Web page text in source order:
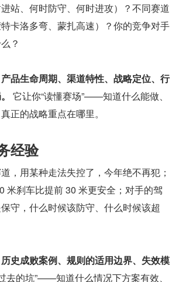
站、何时防守、何时进攻）？不同赛道
卡洛多弯、蒙扎高速）？你的竞争对手
？
品生命周期、渠道特性、战略定位、行
它让你“读懂赛场”——知道什么能做、
正的战略重点在哪里。
经验
，用某种走法失控了，今年绝不再犯；
米刹车比提前 30 米更安全；对手的驾
守，什么时候该防守、什么时候该超
史成败案例、规则的适用边界、失效模
去的坑”——知道什么情况下方案有效、